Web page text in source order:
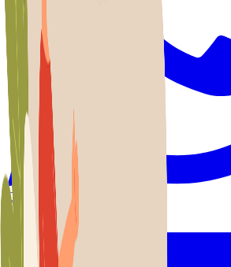
Compartir en WhatsApp